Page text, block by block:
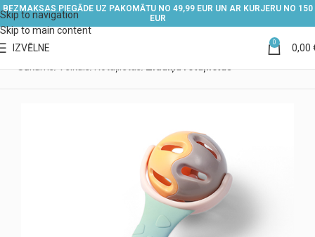
Skip to navigation
Skip to main content
BEZMAKSAS PIEGĀDE UZ PAKOMĀTU NO 49,99 EUR UN AR KURJERU NO 150
EUR
IZVĒLNE 0 0,00